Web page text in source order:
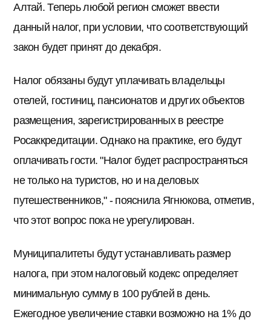
Алтай. Теперь любой регион сможет ввести
данный налог, при условии, что соответствующий
закон будет принят до декабря.
Налог обязаны будут уплачивать владельцы
отелей, гостиниц, пансионатов и других объектов
размещения, зарегистрированных в реестре
Росаккредитации. Однако на практике, его будут
оплачивать гости. "Налог будет распространяться
не только на туристов, но и на деловых
путешественников," - пояснила Ягнюкова, отметив,
что этот вопрос пока не урегулирован.
Муниципалитеты будут устанавливать размер
налога, при этом налоговый кодекс определяет
минимальную сумму в 100 рублей в день.
Ежегодное увеличение ставки возможно на 1% до